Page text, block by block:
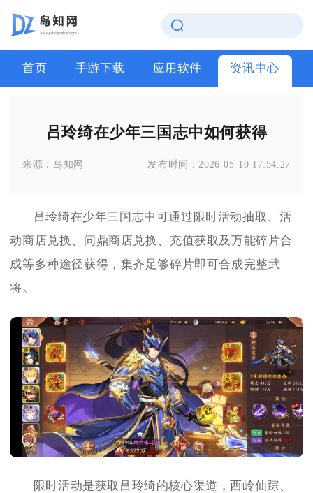
首页 手游下载 应用软件 资讯中心
吕玲绮在少年三国志中如何获得
来源： 岛知网 发布时间： 2026-05-10 17:54:27
吕玲绮在少年三国志中可通过限时活动抽取、活
动商店兑换、问鼎商店兑换、充值获取及万能碎片合
成等多种途径获得，集齐足够碎片即可合成完整武
将。
限时活动是获取吕玲绮的核心渠道，西岭仙踪、